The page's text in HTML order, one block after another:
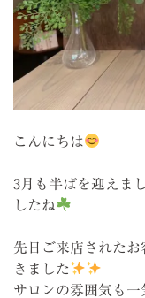
こんにちは
3月も半ばを迎えま
したね
先日ご来店された
きました
サロンの雰囲気も